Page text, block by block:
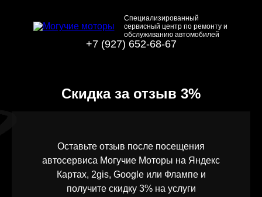
Специализированный
сервисный центр по ремонту и
обслуживанию автомобилей
+7 (927) 652-68-67
⁠Скидка за отзыв 3%
Оставьте отзыв после посещения
автосервиса Могучие Моторы на Яндекс
Картах, 2gis, Google или Флампе и
получите скидку 3% на услуги